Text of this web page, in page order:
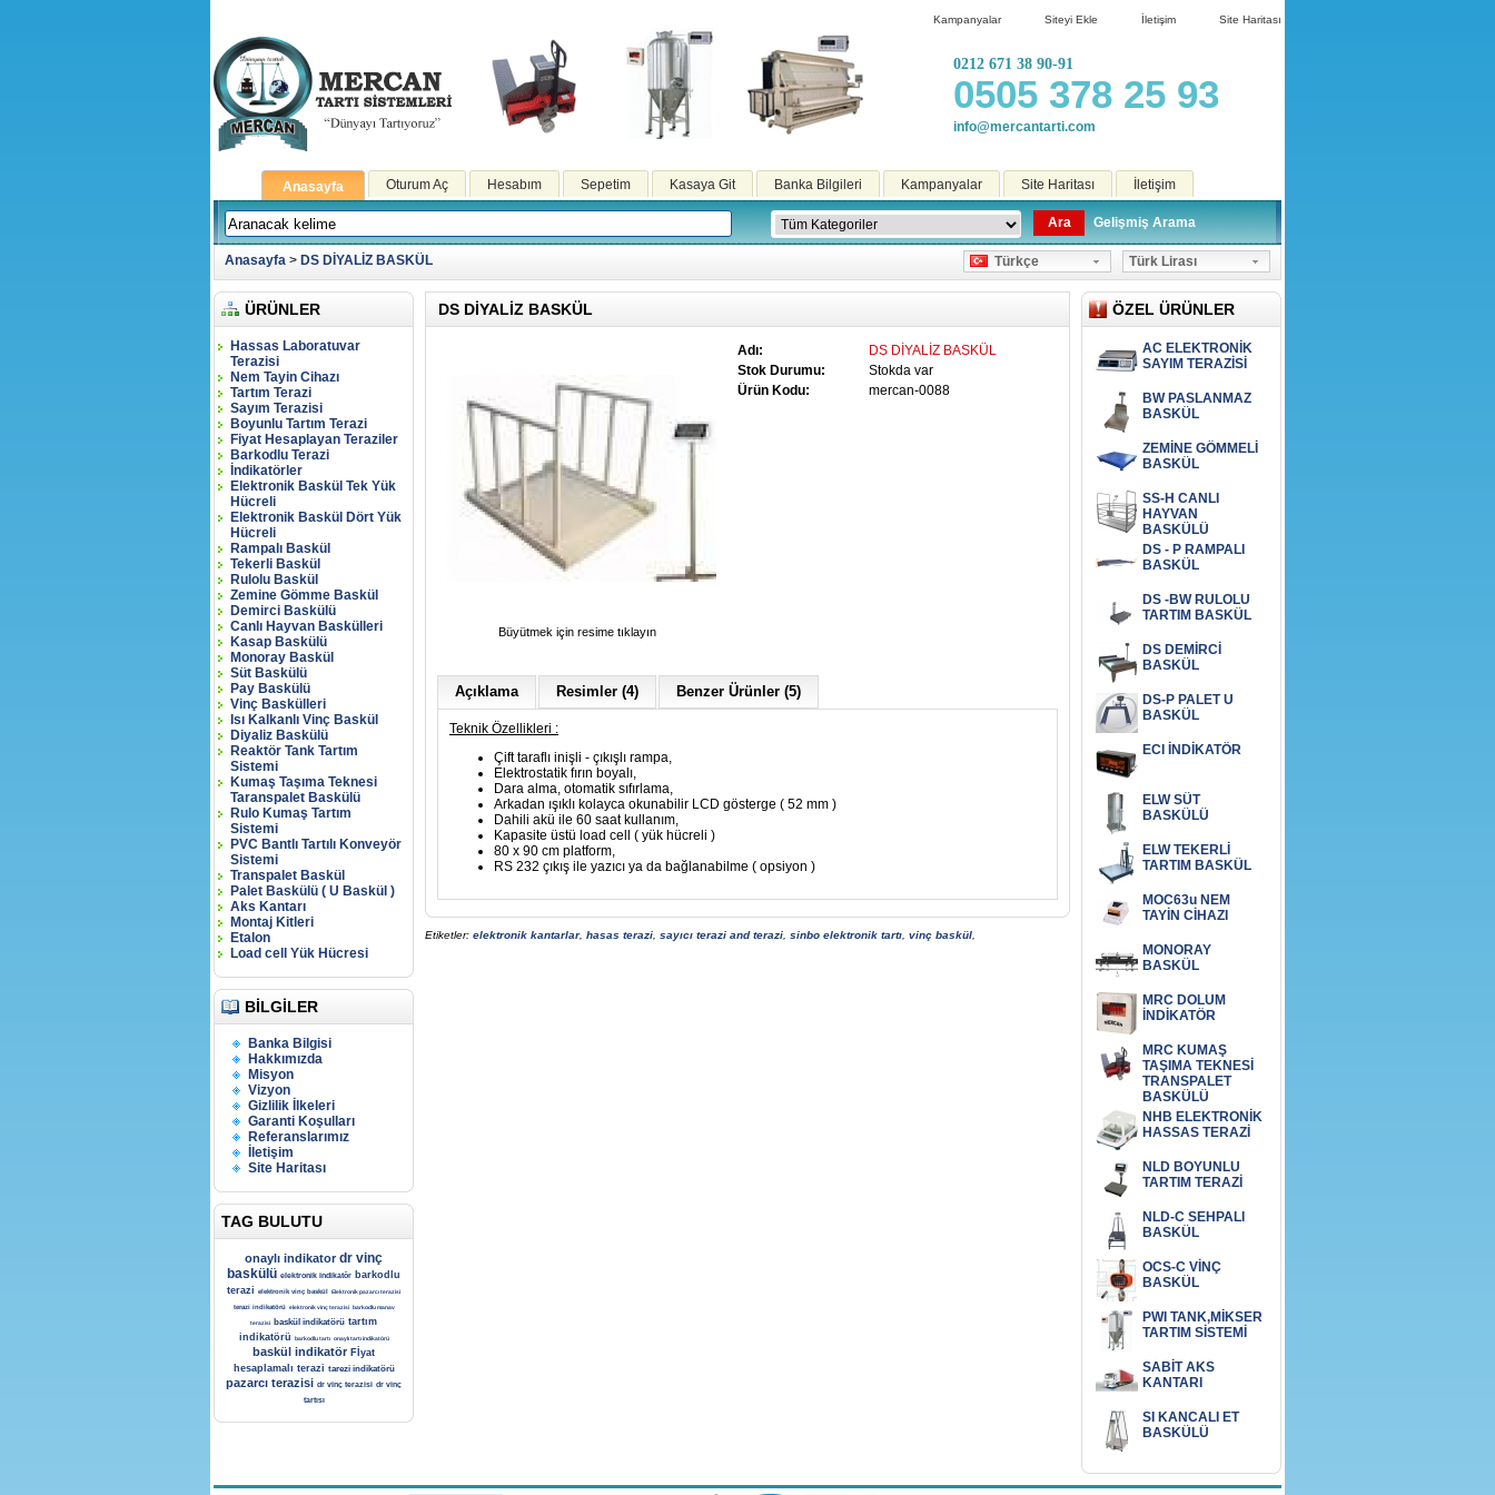
Kampanyalar Siteyi Ekle İletişim Site Haritası
0212 671 38 90-91
0505 378 25 93
info@mercantarti.com
Anasayfa Oturum Aç Hesabım Sepetim Kasaya Git Banka Bilgileri Kampanyalar Site Haritası İletişim
Ara Gelişmiş Arama
Anasayfa > DS DİYALİZ BASKÜL Türk Lirası
Türkçe
ÜRÜNLER
Hassas Laboratuvar
Terazisi
Nem Tayin Cihazı
Tartım Terazi
Sayım Terazisi
Boyunlu Tartım Terazi
Fiyat Hesaplayan Teraziler
Barkodlu Terazi
İndikatörler
Elektronik Baskül Tek Yük
Hücreli
Elektronik Baskül Dört Yük
Hücreli
Rampalı Baskül
Tekerli Baskül
Rulolu Baskül
Zemine Gömme Baskül
Demirci Baskülü
Canlı Hayvan Baskülleri
Kasap Baskülü
Monoray Baskül
Süt Baskülü
Pay Baskülü
Vinç Baskülleri
Isı Kalkanlı Vinç Baskül
Diyaliz Baskülü
Reaktör Tank Tartım
Sistemi
Kumaş Taşıma Teknesi
Taranspalet Baskülü
Rulo Kumaş Tartım
Sistemi
PVC Bantlı Tartılı Konveyör
Sistemi
Transpalet Baskül
Palet Baskülü ( U Baskül )
Aks Kantarı
Montaj Kitleri
Etalon
Load cell Yük Hücresi
BILGILER
Banka Bilgisi
Hakkımızda
Misyon
Vizyon
Gizlilik İlkeleri
Garanti Koşulları
Referanslarımız
İletişim
Site Haritası
TAG BULUTU
onaylı indikator dr vinç
baskülü elektronik indikatör barkodlu
terazi
elektronik vinç baskül Elektronik pazarcı terazisi
terazi indikatörü elektronik vinç terazisi barkodlu manav
terazisi baskül indikatörü tartım
indikatörü
barkodlu tartı onaylı tartı indikatörü
baskül indikatör Fİyat
hesaplamalı terazi tarezi indikatörü
pazarcı terazisi dr vinç terazisi dr vinç
tartısı
ÖZEL ÜRÜNLER
AC ELEKTRONİK
SAYIM TERAZİSİ
BW PASLANMAZ
BASKÜL
ZEMİNE GÖMMELİ
BASKÜL
SS-H CANLI
HAYVAN
BASKÜLÜ
DS - P RAMPALI
BASKÜL
DS -BW RULOLU
TARTIM BASKÜL
DS DEMİRCİ
BASKÜL
DS-P PALET U
BASKÜL
ECI İNDİKATÖR
ELW SÜT
BASKÜLÜ
ELW TEKERLİ
TARTIM BASKÜL
MOC63u NEM
TAYİN CİHAZI
MONORAY
BASKÜL
MRC DOLUM
İNDİKATÖR
MRC KUMAŞ
TAŞIMA TEKNESİ
TRANSPALET
BASKÜLÜ
NHB ELEKTRONİK
HASSAS TERAZİ
NLD BOYUNLU
TARTIM TERAZİ
NLD-C SEHPALI
BASKÜL
OCS-C VİNÇ
BASKÜL
PWI TANK,MİKSER
TARTIM SİSTEMİ
SABİT AKS
KANTARI
SI KANCALI ET
BASKÜLÜ
DS DİYALİZ BASKÜL
Büyütmek için resime tıklayın
Adı:
DS DİYALİZ BASKÜL
Stok Durumu:
Stokda var
Ürün Kodu:
mercan-0088
Açıklama Resimler (4) Benzer Ürünler (5)
Teknik Özellikleri :
Çift taraflı inişli - çıkışlı rampa,
Elektrostatik fırın boyalı,
Dara alma, otomatik sıfırlama,
Arkadan ışıklı kolayca okunabilir LCD gösterge ( 52 mm )
Dahili akü ile 60 saat kullanım,
Kapasite üstü load cell ( yük hücreli )
80 x 90 cm platform,
RS 232 çıkış ile yazıcı ya da bağlanabilme ( opsiyon )
Etiketler: elektronik kantarlar, hasas terazi sayıcı terazi and terazi sinbo elektronik tartı vinç baskül